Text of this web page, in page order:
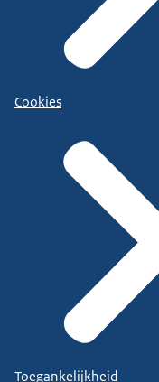
Cookies
Toegankelijkheid